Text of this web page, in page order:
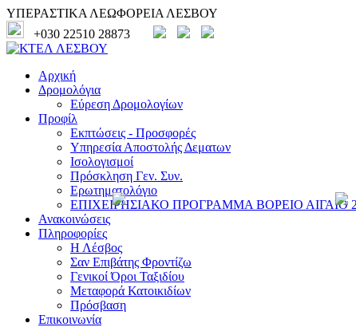
ΥΠΕΡΑΣΤΙΚΑ ΛΕΩΦΟΡΕΙΑ ΛΕΣΒΟΥ
+030 22510 28873
Αρχική
Δρομολόγια
Εύρεση Δρομολογίων
Προφίλ
Εκπτώσεις - Προσφορές
Υπηρεσία Αποστολής Δεματων
Ισολογισμοί
Πρόσκληση Γεν. Συν.
Ερωτηματολόγιο
ΕΠΙΧΕΙΡΗΣΙΑΚΟ ΠΡΟΓΡΑΜΜΑ ΒΟΡΕΙΟ ΑΙΓΑΙΟ
Ανακοινώσεις
Πληροφορίες
Η Λέσβος
Σαν Επιβάτης Φροντίζω
Γενικοί Όροι Ταξιδίου
Μεταφορά Κατοικιδίων
Πρόσβαση
Επικοινωνία